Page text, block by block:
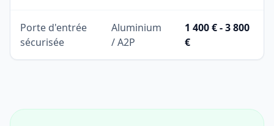
Porte d'entrée
sécurisée
Aluminium
/ A2P
1 400 € - 3 800
€